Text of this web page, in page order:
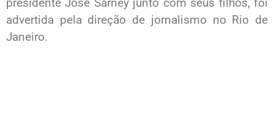
presidente José Sarney junto com seus filhos, foi
advertida pela direção de jornalismo no Rio de
Janeiro.